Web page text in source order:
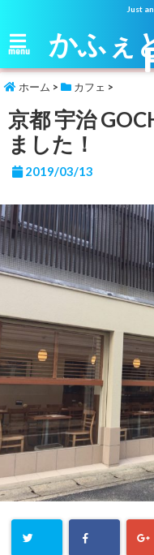
Just
menu かふぇ
ホーム > カフェ >
京都 宇治
ました！
2019/03/13